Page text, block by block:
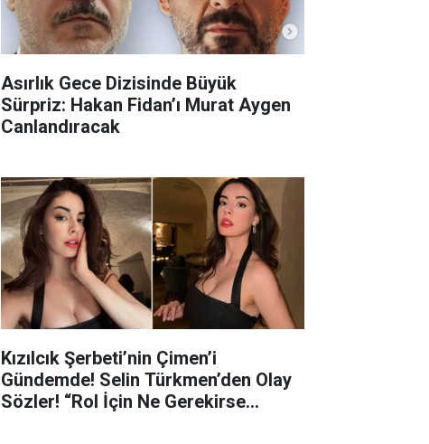
Asırlık Gece Dizisinde Büyük
Sürpriz: Hakan Fidan’ı Murat Aygen
Canlandıracak
Kızılcık Şerbeti’nin Çimen’i
Gündemde! Selin Türkmen’den Olay
Sözler! “Rol İçin Ne Gerekirse